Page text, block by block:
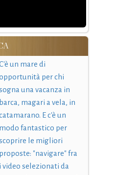
un mare di
per chi
una vacanza in
barca, magari a vela, in
E c'è un
modo fantastico per
le migliori
proposte: "navigare" fra
i video selezionati da